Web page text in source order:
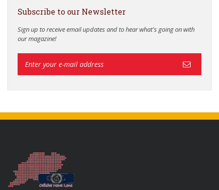
Subscribe to our Newsletter
Sign up to receive email updates and to hear what's going on with
our magazine!